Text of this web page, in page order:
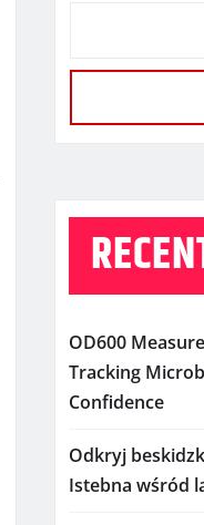
OD600
Tracking
Confidence
Odkryj
Istebna wśród